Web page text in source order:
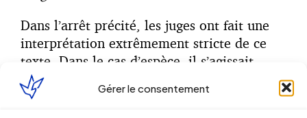
Gérer le consentement
Dans l’arrêt précité, les juges ont fait une
interprétation extrêmement stricte de ce
texte. Dans le cas d’espèce, il s’agissait
d’une entreprise dont l’activité (le
nettoyage) conduisait les salariés à être